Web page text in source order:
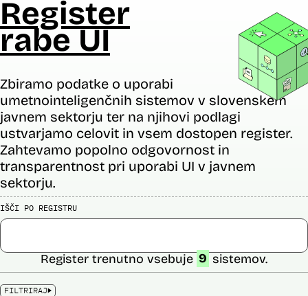
Register
rabe UI
Zbiramo podatke o uporabi
umetnointeligenčnih sistemov v slovenskem
javnem sektorju ter na njihovi podlagi
ustvarjamo celovit in vsem dostopen register.
Zahtevamo popolno odgovornost in
transparentnost pri uporabi UI v javnem
sektorju.
IŠČI PO REGISTRU
FILTRIRAJ
Register trenutno vsebuje 9 sistemov.